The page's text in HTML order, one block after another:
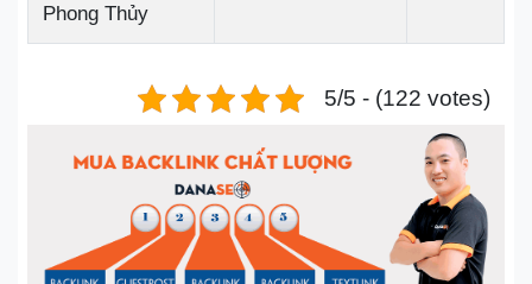
Phong Thủy
5/5 - (122 votes)